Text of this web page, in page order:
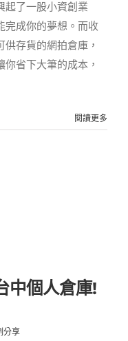
起了一股小資創業
完成你的夢想。而收
存貨的網拍倉庫，
省下大筆的成本，
閱讀更多
友:
中個人倉庫!
分享